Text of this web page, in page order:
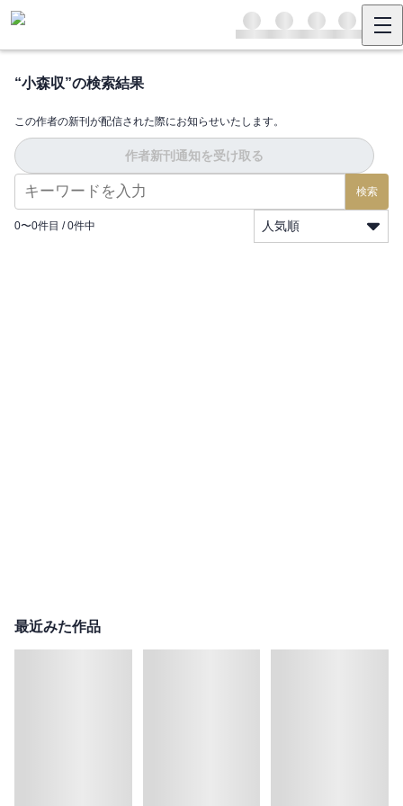
“小森収”の検索結果
この作者の新刊が配信された際にお知らせいたします。
作者新刊通知を受け取る
検索
0〜0件目 / 0件中 人気順
最近みた作品